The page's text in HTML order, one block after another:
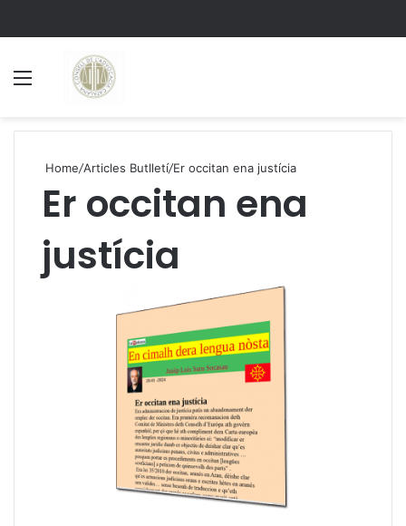
Home/Articles Butlletí/Er occitan ena justícia
Er occitan ena
justícia